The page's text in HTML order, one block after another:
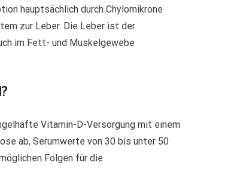
hauptsächlich durch Chylomikrone
zur Leber. Die Leber ist der
im Fett- und Muskelgewebe
Vitamin-D-Versorgung mit einem
ab, Serumwerte von 30 bis unter 50
Folgen für die